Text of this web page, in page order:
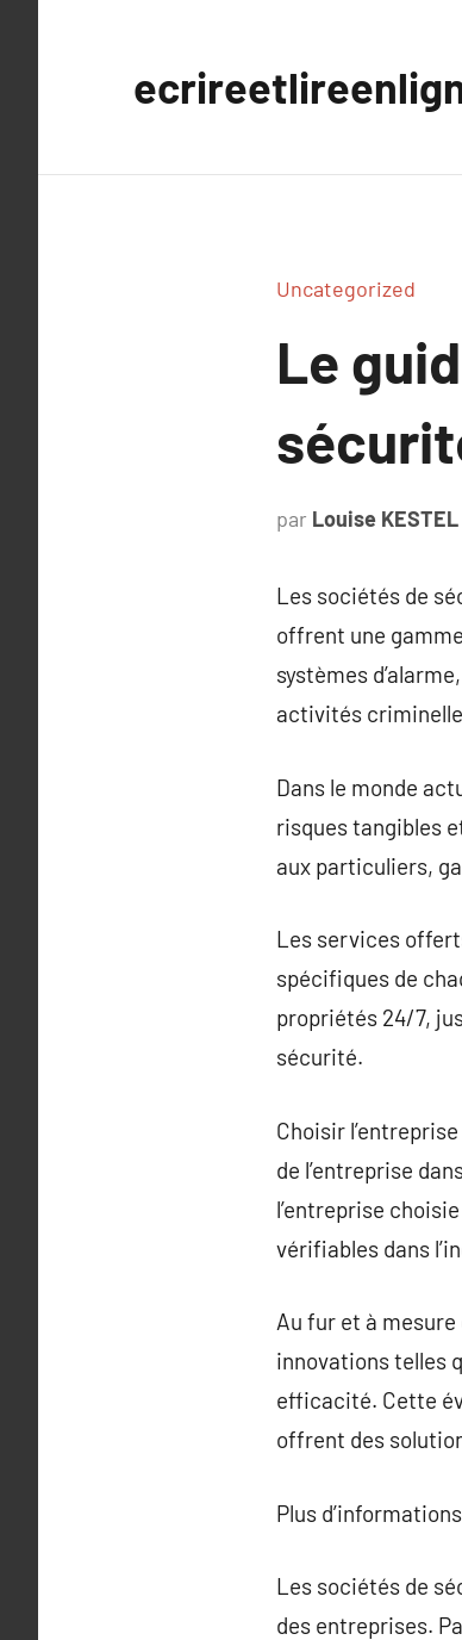
Uncategorized
Le
par Louise KESTEL
Les sociétés de
offrent une
systèmes
activités
Dans le monde
risques tangibles
aux particuliers,
Les services
spécifiques de
propriétés 24/7,
sécurité.
Choisir
de l’entreprise
l’entreprise
vérifiables dans
Au fur et à
innovations telles
efficacité. Cette
offrent des
Plus
Les sociétés de
des entreprises.